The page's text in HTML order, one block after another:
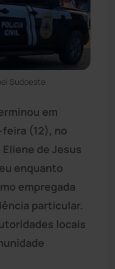
Sudoeste
em
(12), no
Eliene de Jesus
enquanto
empregada
particular.
locais